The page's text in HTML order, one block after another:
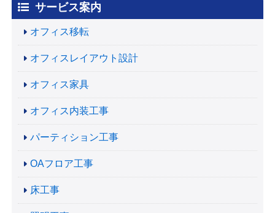
サービス案内
オフィス移転
オフィスレイアウト設計
オフィス家具
オフィス内装工事
パーティション工事
OAフロア工事
床工事